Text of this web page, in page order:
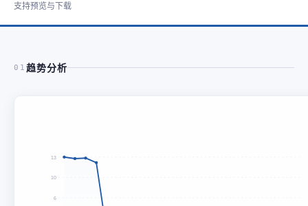
支持预览与下载
01 趋势分析
13
10
6